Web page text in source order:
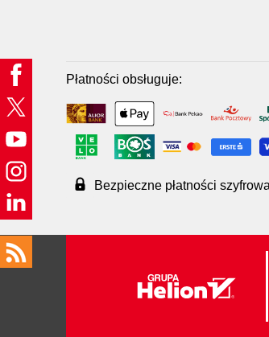
Płatności obsługuje:
Bezpieczne płatności